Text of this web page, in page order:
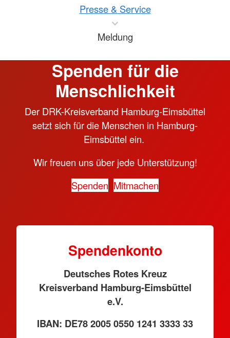
Presse & Service
Meldung
Spenden für die
Menschlichkeit
Der DRK-Kreisverband Hamburg-Eimsbüttel
setzt sich für die Menschen in Hamburg-
Eimsbüttel ein.
Wir freuen uns über jede Unterstützung!
Spenden Mitmachen
Spendenkonto
Deutsches Rotes Kreuz
Kreisverband Hamburg-Eimsbüttel
e.V.
IBAN: DE78 2005 0550 1241 3333 33